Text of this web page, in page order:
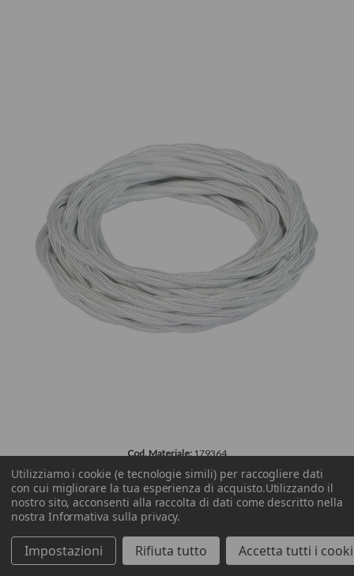
Cod. Materiale: 179364
Brand:FANTON AVVOLGICAVO
Cod. Prodotto:93908
CAVO TR.SETA FRRTX 3G1,5 MAT. 50M BI
Accedi per vedere i prezzi
Utilizziamo i cookie (e tecnologie simili) per raccogliere dati
con cui migliorare la tua esperienza di acquisto.Utilizzando il
nostro sito, acconsenti alla raccolta di dati come descritto nella
nostra Informativa sulla privacy.
Impostazioni Rifiuta tutto Accetta tutti i